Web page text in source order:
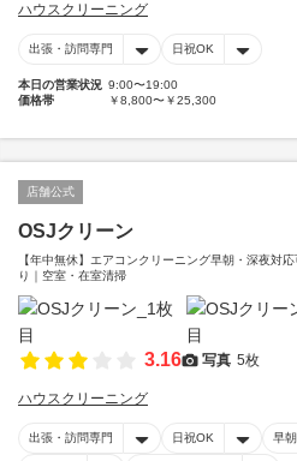
ハウスクリーニング
出張・訪問専門 日祝OK
本日の営業状況 9:00〜19:00
価格帯
￥8,800〜￥25,300
店舗公式
OSJクリーン
【年中無休】エアコンクリーニング早朝・深夜対
り｜空室・在室清掃
3.16 写真 5枚
ハウスクリーニング
出張・訪問専門 日祝OK 早